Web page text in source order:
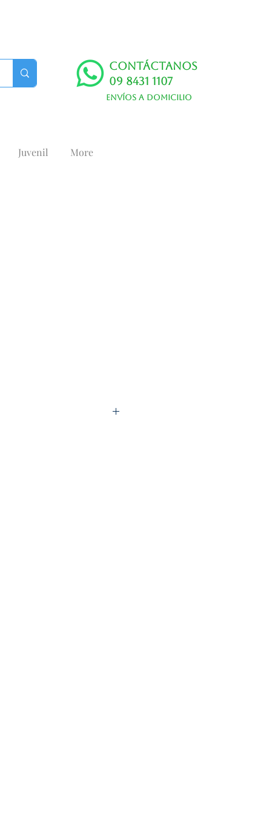
Contáctanos
09 8431 1107
Envíos a domicilio
Juvenil More